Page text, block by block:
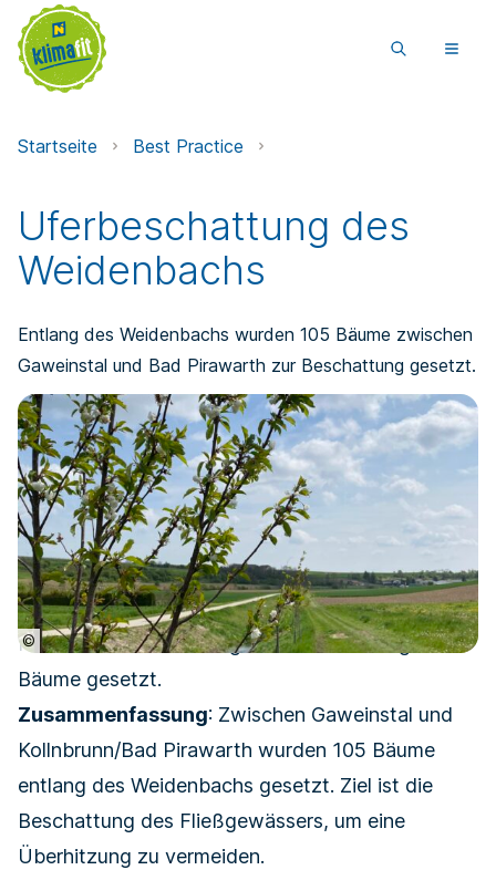
Startseite Best Practice
Uferbeschattung des
Weidenbachs
Entlang des Weidenbachs wurden 105 Bäume zwischen
Gaweinstal und Bad Pirawarth zur Beschattung gesetzt.
©
Für die Uferbeschattung wurden beidseitig
Bäume gesetzt.
Zusammenfassung: Zwischen Gaweinstal und
Kollnbrunn/Bad Pirawarth wurden 105 Bäume
entlang des Weidenbachs gesetzt. Ziel ist die
Beschattung des Fließgewässers, um eine
Überhitzung zu vermeiden.